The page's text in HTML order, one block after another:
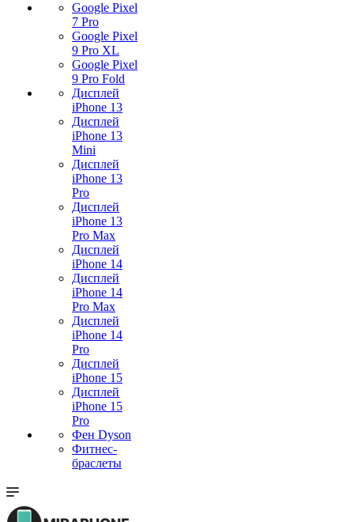
Google Pixel
7 Pro
Google Pixel
9 Pro XL
Google Pixel
9 Pro Fold
Дисплей
iPhone 13
Дисплей
iPhone 13
Mini
Дисплей
iPhone 13
Pro
Дисплей
iPhone 13
Pro Max
Дисплей
iPhone 14
Дисплей
iPhone 14
Pro Max
Дисплей
iPhone 14
Pro
Дисплей
iPhone 15
Дисплей
iPhone 15
Pro
Фен Dyson
Фитнес-
браслеты